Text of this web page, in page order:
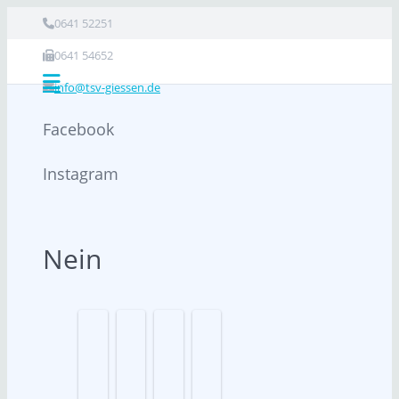
0641 52251
0641 54652
info@tsv-giessen.de
Facebook
Instagram
Nein